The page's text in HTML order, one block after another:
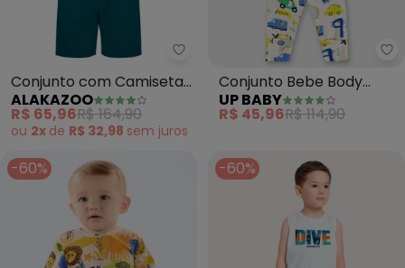
Alakazoo - Conjunto com
Conjunto com Camiseta
e Bermuda (Branco)
ALAKAZOO
R$ 65,96R$ 164,90
ou 2x de R$ 32,98 sem juros
Conjunto Bebe Body
Manga Curta e Calça
Dino Carros (Branco)
UP BABY
R$ 45,96R$ 114,90
-60% -60%